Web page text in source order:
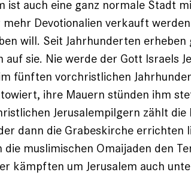
ist auch eine ganz normale Stadt
mehr Devotionalien verkauft
will. Seit Jahrhunderten
auf sie. Nie werde der Gott Israels
fünften vorchristlichen
ihre Mauern stünden ihm
Jerusalempilgern zählt
dann die Grabeskirche errichten
die muslimischen Omaijaden den
kämpften um Jerusalem auch